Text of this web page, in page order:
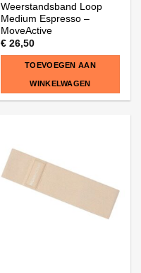
Weerstandsband Loop
Medium Espresso –
MoveActive
€26,50
TOEVOEGEN AAN
WINKELWAGEN